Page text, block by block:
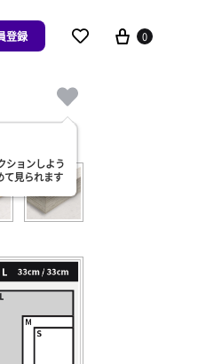
登録 0
ションしよう
て見られます